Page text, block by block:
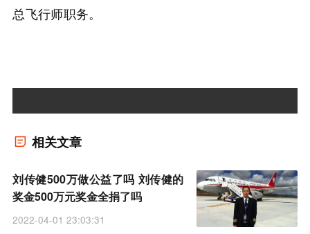
总飞行师职务。
相关文章
刘传健500万做公益了吗 刘传健的
奖金500万元奖金全捐了吗
2022-04-01 23:03:31